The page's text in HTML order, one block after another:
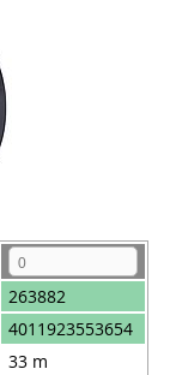
263882
4011923553654
33 m